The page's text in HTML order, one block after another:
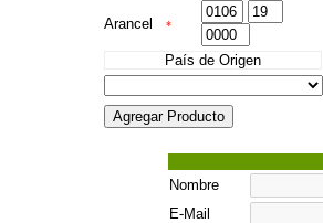
Arancel *
País de Origen
Nombre
E-Mail